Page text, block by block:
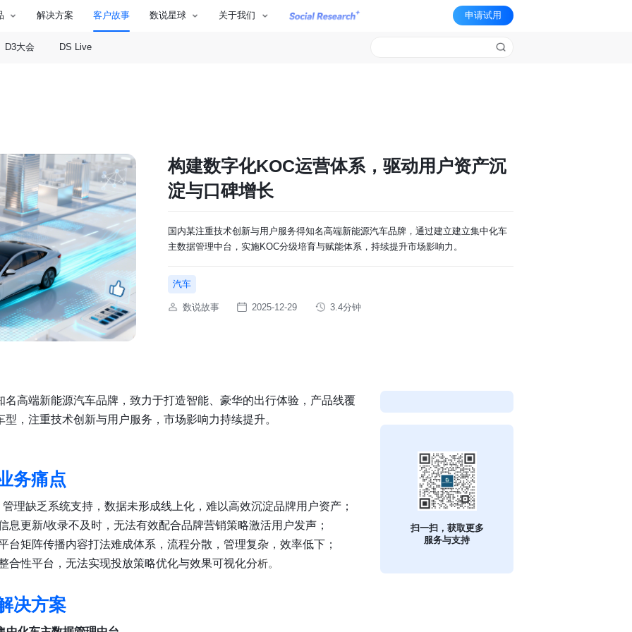
解决方案 客户故事 数说星球 关于我们 申请试用
D3大会 DS Live
构建数字化KOC运营体系，驱动用户资产沉
淀与口碑增长
国内某注重技术创新与用户服务得知名高端新能源汽车品牌，通过建立建立集中化车
主数据管理中台，实施KOC分级培育与赋能体系，持续提升市场影响力。
汽车
数说故事 2025-12-29 3.4分钟
名高端新能源汽车品牌，致力于打造智能、豪华的出行体验，产品线覆
型，注重技术创新与用户服务，市场影响力持续提升。
务痛点
理缺乏系统支持，数据未形成线上化，难以高效沉淀品牌用户资产；
息更新/收录不及时，无法有效配合品牌营销策略激活用户发声；
台矩阵传播内容打法难成体系，流程分散，管理复杂，效率低下；
合性平台，无法实现投放策略优化与效果可视化分析。
决方案
扫一扫，获取更多
服务与支持